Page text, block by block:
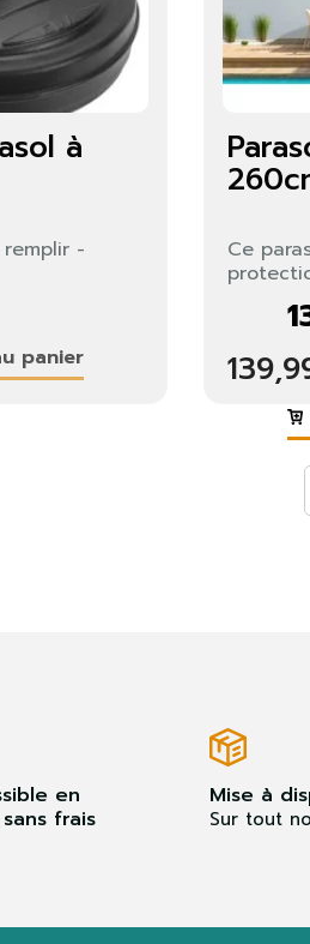
à
-
panier
Ce
en
frais
Mise à
Sur tout